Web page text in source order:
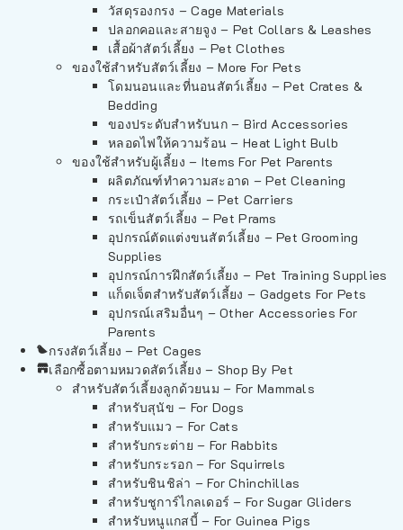
วัสดุรองกรง – Cage Materials
ปลอกคอและสายจูง – Pet Collars & Leashes
เสื้อผ้าสัตว์เลี้ยง – Pet Clothes
ของใช้สำหรับสัตว์เลี้ยง – More For Pets
โดมนอนและที่นอนสัตว์เลี้ยง – Pet Crates &
Bedding
ของประดับสำหรับนก – Bird Accessories
หลอดไฟให้ความร้อน – Heat Light Bulb
ของใช้สำหรับผู้เลี้ยง – Items For Pet Parents
ผลิตภัณฑ์ทำความสะอาด – Pet Cleaning
กระเป๋าสัตว์เลี้ยง – Pet Carriers
รถเข็นสัตว์เลี้ยง – Pet Prams
อุปกรณ์ตัดแต่งขนสัตว์เลี้ยง – Pet Grooming
Supplies
อุปกรณ์การฝึกสัตว์เลี้ยง – Pet Training Supplies
แก็ดเจ็ตสำหรับสัตว์เลี้ยง – Gadgets For Pets
อุปกรณ์เสริมอื่นๆ – Other Accessories For
Parents
กรงสัตว์เลี้ยง – Pet Cages
เลือกซื้อตามหมวดสัตว์เลี้ยง – Shop By Pet
สำหรับสัตว์เลี้ยงลูกด้วยนม – For Mammals
สำหรับสุนัข – For Dogs
สำหรับแมว – For Cats
สำหรับกระต่าย – For Rabbits
สำหรับกระรอก – For Squirrels
สำหรับชินชิล่า – For Chinchillas
สำหรับชูการ์ไกลเดอร์ – For Sugar Gliders
สำหรับหนูแกสบี้ – For Guinea Pigs